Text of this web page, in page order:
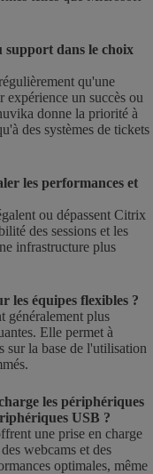
support dans le choix
qu'une
expérience un succès ou
donne la priorité à
des systèmes de tickets
les performances et
ou dépassent Citrix
des sessions et les
infrastructure plus
les équipes flexibles ?
généralement plus
Elle permet à
sur la base de l'utilisation
les périphériques
USB ?
une prise en charge
webcams et des
optimales, même